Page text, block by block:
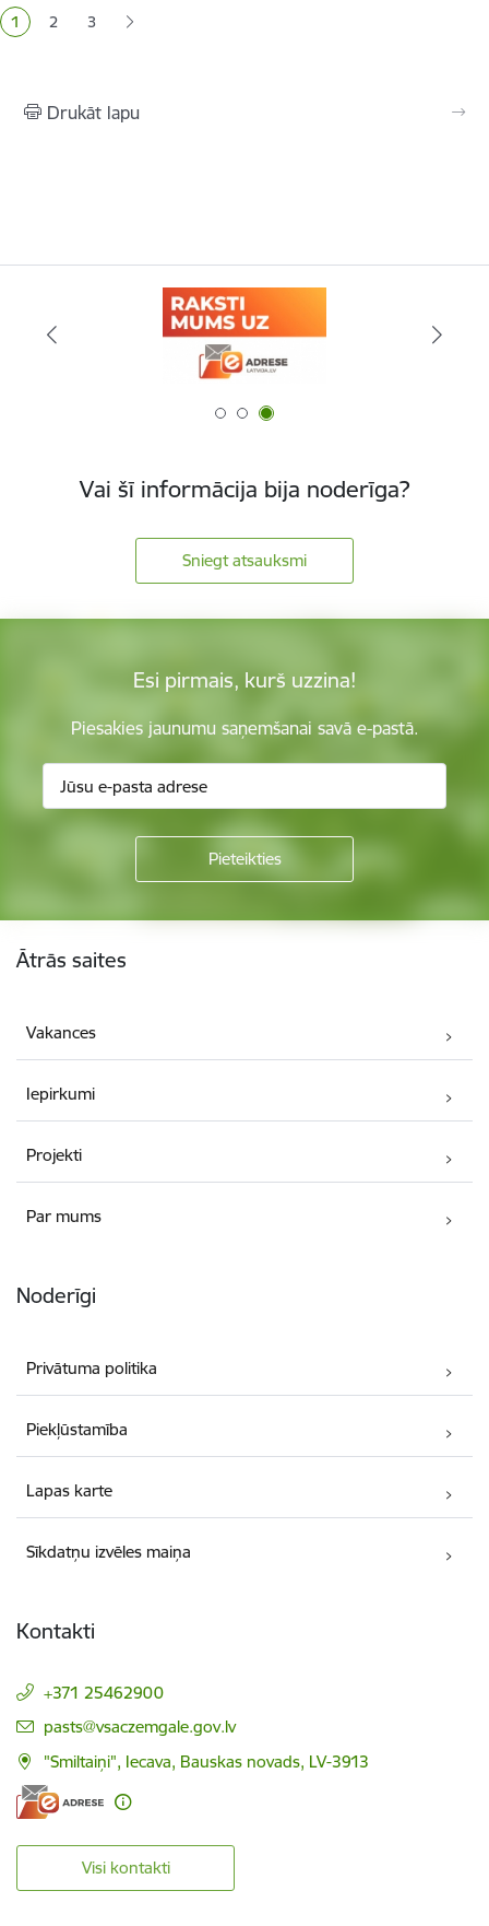
Pašreizējā lapa
1 Lapa
2 Lapa
3
Drukāt lapu
Vai šī informācija bija noderīga?
Sniegt atsauksmi
Esi pirmais, kurš uzzina!
Piesakies jaunumu saņemšanai savā e-pastā.
Ātrās saites
Vakances
Iepirkumi
Projekti
Par mums
Noderīgi
Privātuma politika
Piekļūstamība
Lapas karte
Sīkdatņu izvēles maiņa
Kontakti
+371 25462900
E-pasts:
pasts@vsaczemgale.gov.lv
"Smiltaiņi", Iecava, Bauskas novads, LV-3913
Visi kontakti